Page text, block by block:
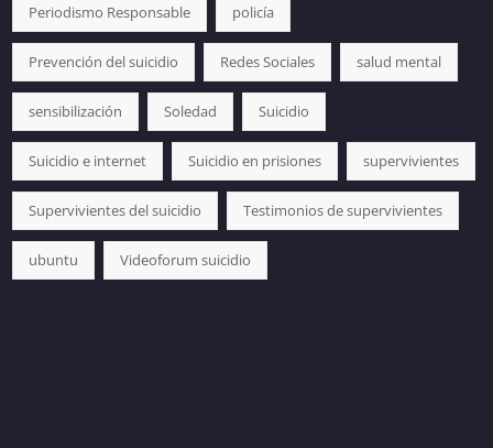
Periodismo Responsable policía
Prevención del suicidio Redes Sociales salud mental
sensibilización Soledad Suicidio
Suicidio e internet Suicidio en prisiones supervivientes
Supervivientes del suicidio Testimonios de supervivientes
ubuntu Videoforum suicidio